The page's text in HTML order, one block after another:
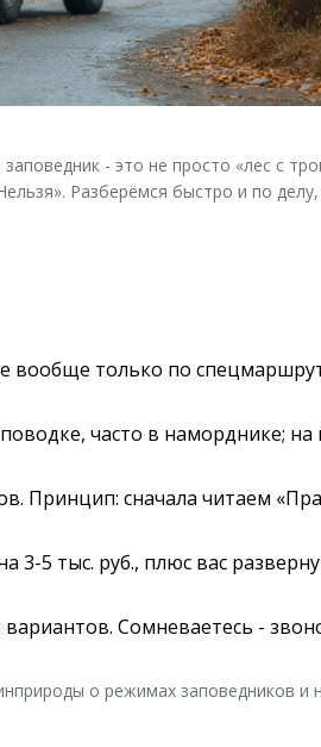
- это не просто «лес с
Разберёмся быстро и по
вообще только по
часто в наморднике; на
Принцип: сначала читаем
тыс. руб., плюс вас
вариантов. Сомневаетесь -
о режимах заповедников и